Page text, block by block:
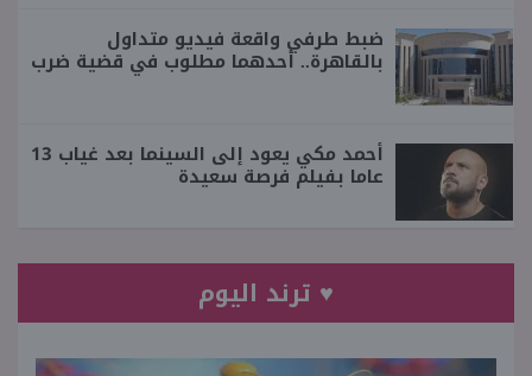
ضبط طرفي واقعة فيديو متداول
بالقاهرة.. أحدهما مطلوب في قضية ضرب
أحمد مكي يعود إلى السينما بعد غياب 13
عاما بفيلم فرصة سعيدة
♥ ترند اليوم